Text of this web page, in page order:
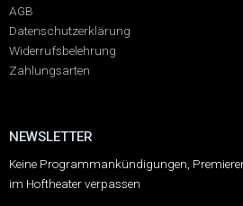
AGB
Datenschutzerklärung
Widerrufsbelehrung
Zahlungsarten
NEWSLETTER
Keine Programmankündigungen,
im Hoftheater verpassen